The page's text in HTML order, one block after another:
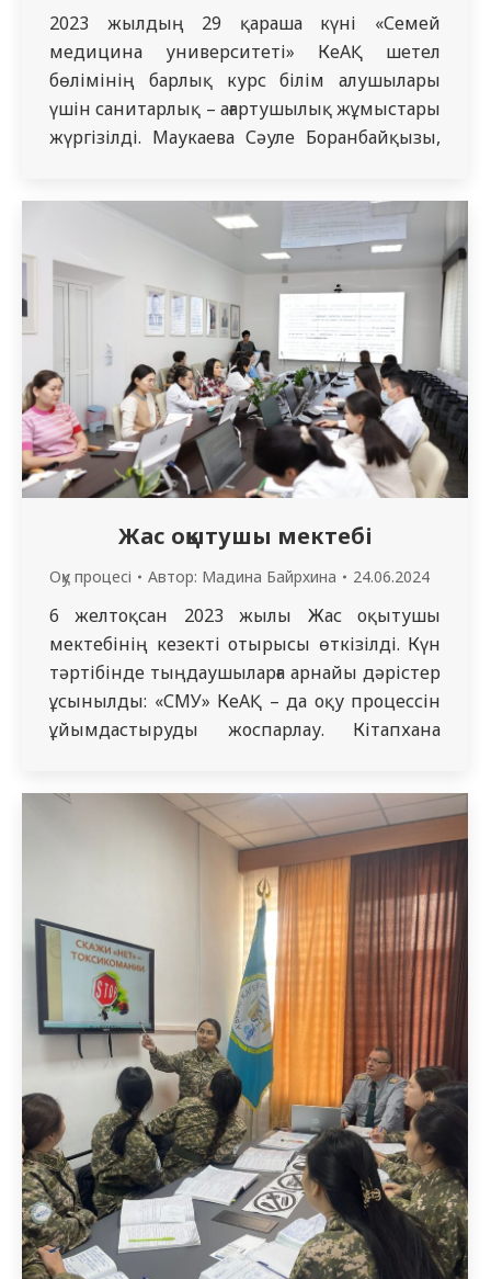
2023 жылдың 29 қараша күні «Семей
медицина университеті» КеАҚ шетел
бөлімінің барлық курс білім алушылары
үшін санитарлық – ағартушылық жұмыстары
жүргізілді. Маукаева Сәуле Боранбайқызы,
кафедрасының доценті, жоғары санатты
жұқпалы аурулар дәрігері, қызылша мен
желшешек кезінде уақтылы диагностика
көрсету, емдеу, алдын алу және эпидемияға
қарсы қауіпсіздік шаралары бойынша…
Жас оқытушы мектебі
Оқу процесі Автор: Мадина Байрхина 24.06.2024
6 желтоқсан 2023 жылы Жас оқытушы
мектебінің кезекті отырысы өткізілді. Күн
тәртібінде тыңдаушыларға арнайы дәрістер
ұсынылды: «СМУ» КеАҚ – да оқу процессін
ұйымдастыруды жоспарлау. Кітапхана
Кусаинова және кітапхана ресурстары
бойынша маман Роза Советкановна
Усербаева оқыды. Академиялық блок
толығымен «СМУ» КеАҚ – да оқу процессін
ұйымдастыру және…